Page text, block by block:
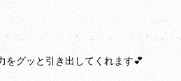
をグッと引き出してくれます💕